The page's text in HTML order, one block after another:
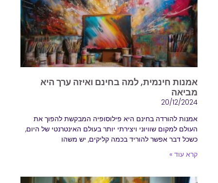
אמנות חינמית, למה בחינם ואיזה ערך היא
מביאה
20/12/2024
אמנות להורדה בחינם היא פילוסופיה המבקשת להפוך את
העולם למקום שוויוני ויצירתי יותר בעולם האינטרנטי של היום,
כשכל דבר אפשר להוריד בכמה קליקים, יש משהו
קרא עוד »